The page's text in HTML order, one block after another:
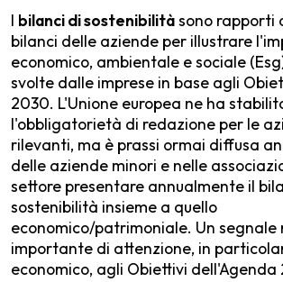
I bilanci di sostenibilitàsono rapporti
bilanci delle aziende per illustrare
economico, ambientale e sociale
svolte dalle imprese in base agli
2030. L'Unione europea ne ha
l'obbligatorietà di redazione per le
rilevanti, ma è prassi ormai diffusa
delle aziende minori e nelle
settore presentare annualmente il
sostenibilità insieme a quello
economico/patrimoniale. Un segnale
importante di attenzione, in
economico, agli Obiettivi dell'Agenda